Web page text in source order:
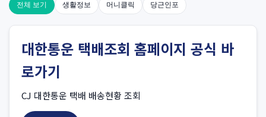
전체 보기 생활정보 머니클릭 당근인포
대한통운 택배조회 홈페이지 공식 바
로가기
CJ 대한통운 택배 배송현황 조회